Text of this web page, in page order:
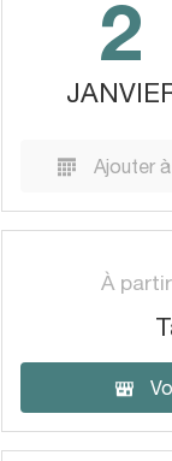
2
Ajouter
À